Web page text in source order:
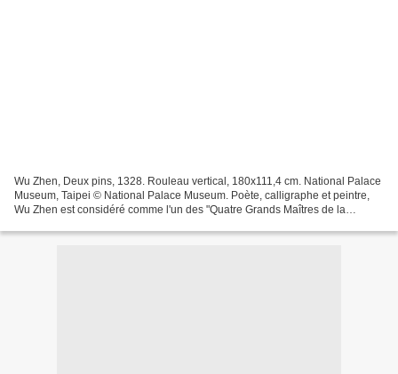
Wu Zhen, Deux pins, 1328. Rouleau vertical, 180x111,4 cm. National Palace
Museum, Taipei © National Palace Museum. Poète, calligraphe et peintre,
Wu Zhen est considéré comme l'un des "Quatre Grands Maîtres de la